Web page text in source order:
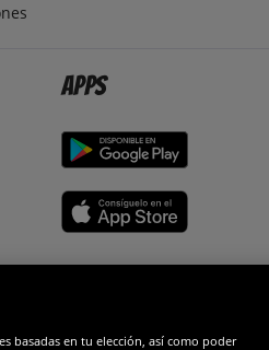
Apps
basadas en tu elección, así como poder